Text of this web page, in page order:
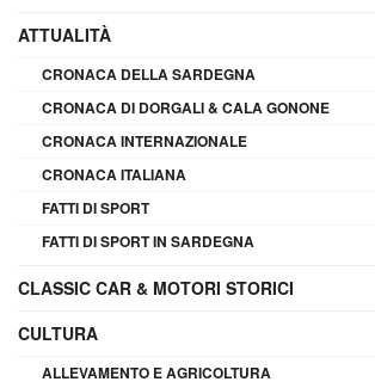
ATTUALITÀ
CRONACA DELLA SARDEGNA
CRONACA DI DORGALI & CALA GONONE
CRONACA INTERNAZIONALE
CRONACA ITALIANA
FATTI DI SPORT
FATTI DI SPORT IN SARDEGNA
CLASSIC CAR & MOTORI STORICI
CULTURA
ALLEVAMENTO E AGRICOLTURA